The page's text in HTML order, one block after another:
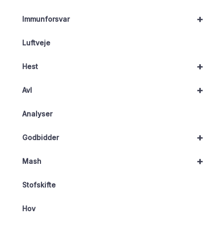
+
Immunforsvar
Luftveje
+
Hest
+
Avl
Analyser
+
Godbidder
+
Mash
Stofskifte
Hov